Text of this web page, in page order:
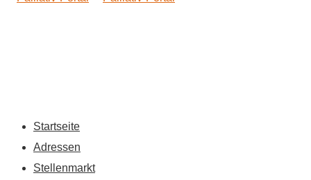
Startseite
Adressen
Stellenmarkt